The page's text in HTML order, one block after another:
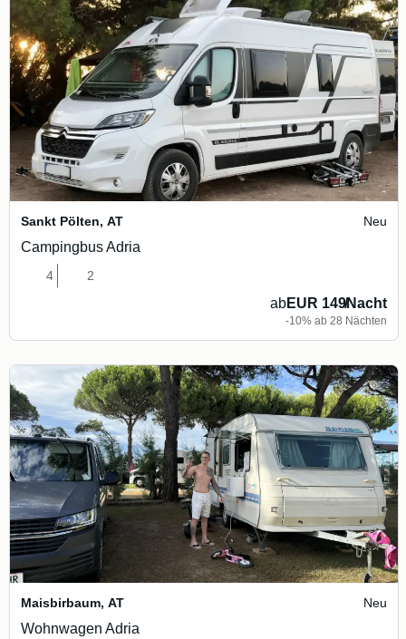
Sankt Pölten, AT Neu
Campingbus Adria
4 2
abEUR 149/Nacht
-10% ab 28 Nächten
Maisbirbaum, AT Neu
Wohnwagen Adria